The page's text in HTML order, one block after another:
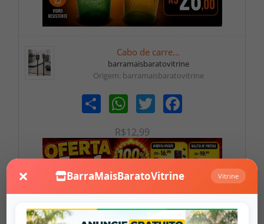
× BarraMaisBaratoVitrine Vitrine
Cabo de carre...
barramaisbaratovitrine
Origem: barramaisbaratovitrine
Share WhatsAppTwitter Facebook
R$12,99